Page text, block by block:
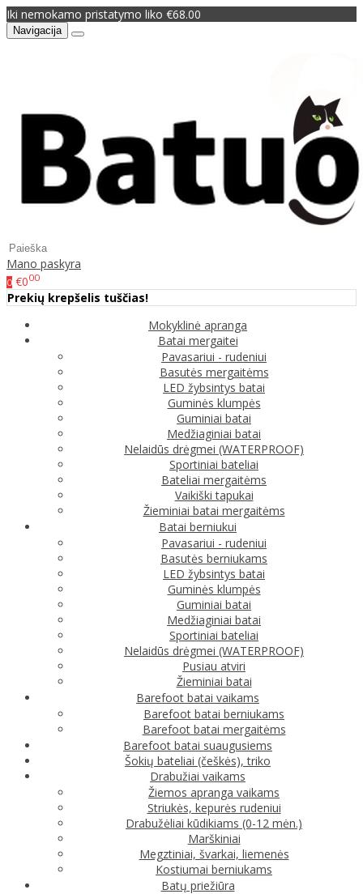
Iki nemokamo pristatymo liko €68.00
Navigacija
Mano paskyra
0 €000
Prekių krepšelis tuščias!
Mokyklinė apranga
Batai mergaitei
Pavasariui - rudeniui
Basutės mergaitėms
LED žybsintys batai
Guminės klumpės
Guminiai batai
Medžiaginiai batai
Nelaidūs drėgmei (WATERPROOF)
Sportiniai bateliai
Bateliai mergaitėms
Vaikiški tapukai
Žieminiai batai mergaitėms
Batai berniukui
Pavasariui - rudeniui
Basutės berniukams
LED žybsintys batai
Guminės klumpės
Guminiai batai
Medžiaginiai batai
Sportiniai bateliai
Nelaidūs drėgmei (WATERPROOF)
Pusiau atviri
Žieminiai batai
Barefoot batai vaikams
Barefoot batai berniukams
Barefoot batai mergaitėms
Barefoot batai suaugusiems
Šokių bateliai (češkės), triko
Drabužiai vaikams
Žiemos apranga vaikams
Striukės, kepurės rudeniui
Drabužėliai kūdikiams (0-12 mėn.)
Marškiniai
Megztiniai, švarkai, liemenės
Kostiumai berniukams
Batų priežiūra